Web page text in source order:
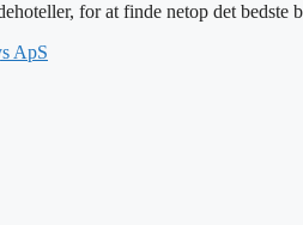
for at finde netop det bedste
ApS